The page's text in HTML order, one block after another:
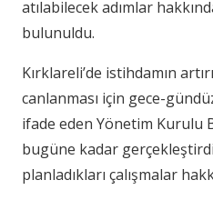
atılabilecek adımlar
bulunuldu.
Kırklareli’de istihdamın
canlanması için gece-
ifade eden Yönetim Kurulu
bugüne kadar
planladıkları çalışmalar